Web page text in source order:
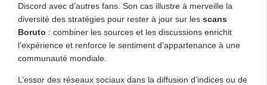
Discord avec d’autres fans. Son cas illustre à merveille la
diversité des stratégies pour rester à jour sur les scans
Boruto : combiner les sources et les discussions enrichit
l’expérience et renforce le sentiment d’appartenance à une
communauté mondiale.
L’essor des réseaux sociaux dans la diffusion d’indices ou de